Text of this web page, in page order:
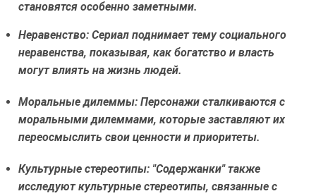
становятся особенно заметными.
Неравенство: Сериал поднимает тему социального
неравенства, показывая, как богатство и власть
могут влиять на жизнь людей.
Моральные дилеммы: Персонажи сталкиваются с
моральными дилеммами, которые заставляют их
переосмыслить свои ценности и приоритеты.
Культурные стереотипы: "Содержанки" также
исследуют культурные стереотипы, связанные с